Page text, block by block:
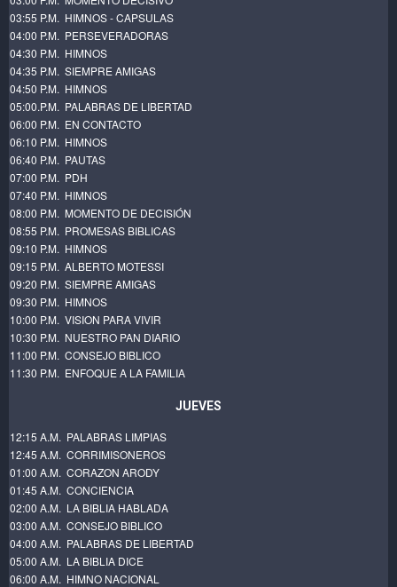
03:55 P.M. HIMNOS - CAPSULAS
04:00 P.M. PERSEVERADORAS
04:30 P.M. HIMNOS
04:35 P.M. SIEMPRE AMIGAS
04:50 P.M. HIMNOS
05:00.P.M. PALABRAS DE LIBERTAD
06:00 P.M. EN CONTACTO
06:10 P.M. HIMNOS
06:40 P.M. PAUTAS
07:00 P.M. PDH
07:40 P.M. HIMNOS
08:00 P.M. MOMENTO DE DECISIÓN
08:55 P.M. PROMESAS BIBLICAS
09:10 P.M. HIMNOS
09:15 P.M. ALBERTO MOTESSI
09:20 P.M. SIEMPRE AMIGAS
09:30 P.M. HIMNOS
10:00 P.M. VISION PARA VIVIR
10:30 P.M. NUESTRO PAN DIARIO
11:00 P.M. CONSEJO BIBLICO
11:30 P.M. ENFOQUE A LA FAMILIA
JUEVES
12:15 A.M. PALABRAS LIMPIAS
12:45 A.M. CORRIMISONEROS
01:00 A.M. CORAZON ARODY
01:45 A.M. CONCIENCIA
02:00 A.M. LA BIBLIA HABLADA
03:00 A.M. CONSEJO BIBLICO
04:00 A.M. PALABRAS DE LIBERTAD
05:00 A.M. LA BIBLIA DICE
06:00 A.M. HIMNO NACIONAL